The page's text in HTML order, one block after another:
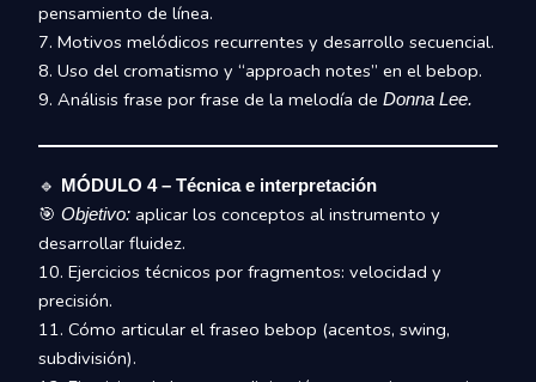
pensamiento de línea.
7. Motivos melódicos recurrentes y desarrollo secuencial.
8. Uso del cromatismo y “approach notes” en el bebop.
9. Análisis frase por frase de la melodía deDonna Lee.
🔹 MÓDULO 4 – Técnica e interpretación
🎯Objetivo: aplicar los conceptos al instrumento y
desarrollar fluidez.
10. Ejercicios técnicos por fragmentos: velocidad y
precisión.
11. Cómo articular el fraseo bebop (acentos, swing,
subdivisión).